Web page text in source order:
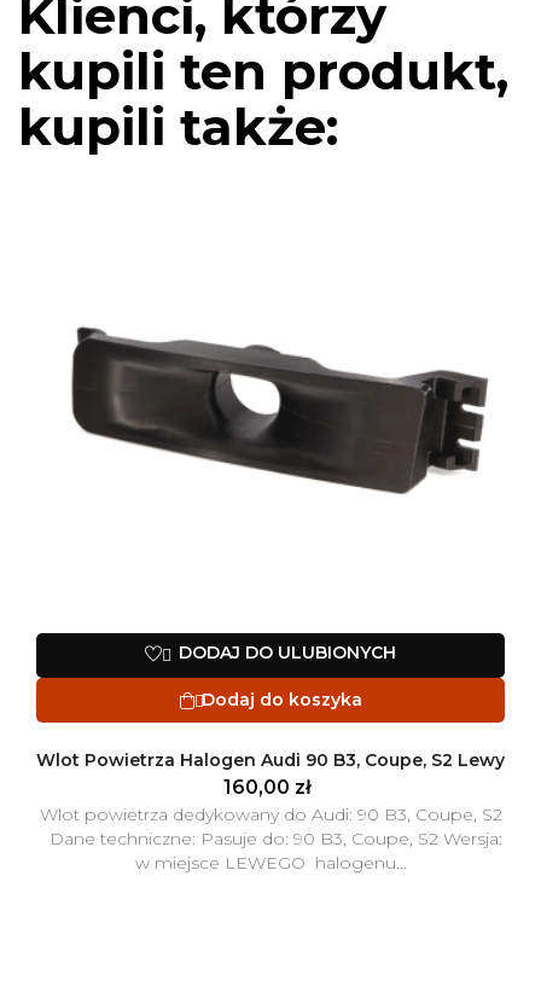
Klienci, którzy
kupili ten produkt,
kupili także:
 DODAJ DO ULUBIONYCH
Dodaj do koszyka
Wlot Powietrza Halogen Audi 90 B3, Coupe, S2 Lewy
160,00 zł
Wlot powietrza dedykowany do Audi: 90 B3, Coupe, S2
Dane techniczne: Pasuje do: 90 B3, Coupe, S2 Wersja:
w miejsce LEWEGO halogenu...